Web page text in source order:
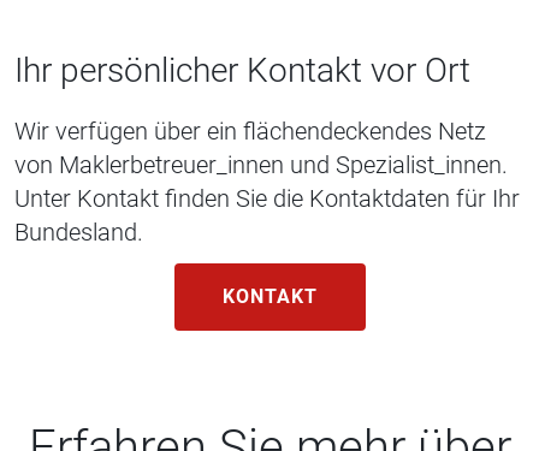
Ihr persönlicher Kontakt vor Ort
Wir verfügen über ein flächendeckendes Netz
von Maklerbetreuer_innen und Spezialist_innen.
Unter Kontakt finden Sie die Kontaktdaten für Ihr
Bundesland.
KONTAKT